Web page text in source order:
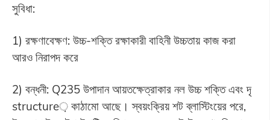
সুবিধা:
1) রক্ষণাবেক্ষণ: উচ্চ-শক্তি রক্ষাকারী বাহিনী উচ্চতায় কাজ করা
আরও নিরাপদ করে
2) বন্ধনী: Q235 উপাদান আয়তক্ষেত্রাকার নল উচ্চ শক্তি এবং দৃ
structure় কাঠামো আছে। স্বয়ংক্রিয় শট ব্লাস্টিংয়ের পরে,